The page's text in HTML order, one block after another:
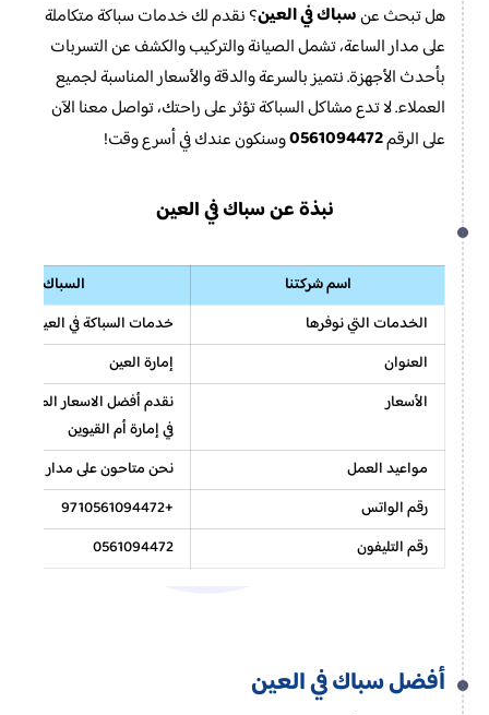
هل تبحث عنسباك في العين؟ نقدم لك خدمات سباكة متكاملة
على مدار الساعة، تشمل الصيانة والتركيب والكشف عن التسربات
بأحدث الأجهزة. نتميز بالسرعة والدقة والأسعار المناسبة لجميع
العملاء. لا تدع مشاكل السباكة تؤثر على راحتك، تواصل معنا الآن
على الرقم0561094472وسنكون عندك في أسرع وقت!
نبذة عن سباك في العين
اسم شركتنا
السباك
الخدمات التي نوفرها
خدمات السباكة في العين
العنوان
إمارة العين
الأسعار
نقدم أفضل الاسعار المناسبة
في إمارة أم القيوين
مواعيد العمل
نحن متاحون على مدار اليوم
رقم الواتس
+9710561094472
رقم التليفون
0561094472
أفضل سباك في العين